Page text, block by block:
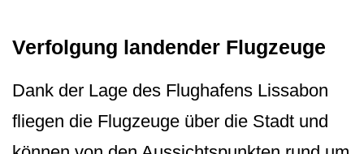
Verfolgung landender Flugzeuge
Dank der Lage des Flughafens Lissabon
fliegen die Flugzeuge über die Stadt und